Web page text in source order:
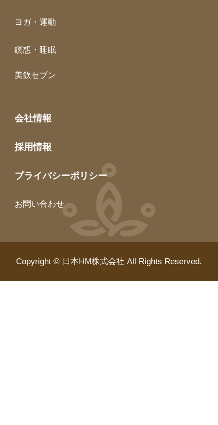
ヨガ・運動
瞑想・睡眠
美飲セブン
会社情報
採用情報
プライバシーポリシー
お問い合わせ
Copyright © 日本HM株式会社 All Rights Reserved.